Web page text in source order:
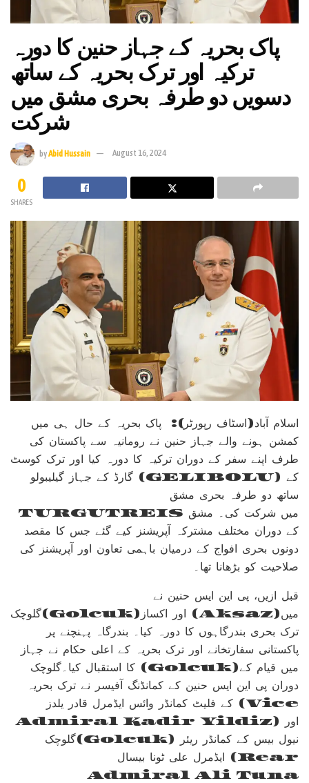
پاک بحریہ کے جہاز حنین کا دورہ
ترکیہ اور ترک بحریہ کے ساتھ
دسویں دو طرفہ بحری مشق میں
شرکت
byAbid Hussain August 16, 2024
0
SHARES
اسلام آباد(اسٹاف رپورٹر): پاک بحریہ کے حال ہی میں
کمشن ہونے والے جہاز حنین نے رومانیہ سے پاکستان کی
طرف اپنے سفر کے دوران ترکیہ کا دورہ کیا اور ترک کوسٹ
گارڈ کے جہاز گیلیبولو (GELIBOLU) کے
ساتھ دو طرفہ بحری مشق
TURGUTREIS میں شرکت کی۔ مشق
کے دوران مختلف مشترکہ آپریشنز کیے گئے جس کا مقصد
دونوں بحری افواج کے درمیان باہمی تعاون اور آپریشنز کی
صلاحیت کو بڑھانا تھا۔
قبل ازیں، پی این ایس حنین نے
گلوچک(Golcuk)اور اکساز (Aksaz)میں
ترک بحری بندرگاہوں کا دورہ کیا۔ بندرگاہ پہنچنے پر
پاکستانی سفارتخانے اور ترک بحریہ کے اعلی حکام نے جہاز
کا استقبال کیا۔گلوچک (Golcuk)میں قیام کے
دوران پی این ایس حنین کے کمانڈنگ آفیسر نے ترک بحریہ
کے فلیٹ کمانڈر وائس ایڈمرل قادر یلدز (Vice
Admiral Kadir Yildiz) اور
گلوچک(Golcuk) نیول بیس کے کمانڈر ریئر
ایڈمرل علی ٹونا بیسال (Rear
Admiral Ali Tuna